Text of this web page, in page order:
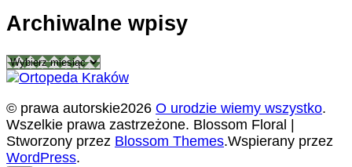
Archiwalne wpisy
Archiwalne
wpisy
© prawa autorskie2026 O urodzie wiemy wszystko.
Wszelkie prawa zastrzeżone. Blossom Floral |
Stworzony przez Blossom Themes.Wspierany przez
WordPress.